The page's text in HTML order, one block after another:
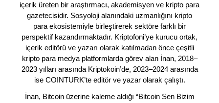
içerik üreten bir araştırmacı, akademisyen ve kripto para
gazetecisidir. Sosyoloji alanındaki uzmanlığını kripto
para ekosistemiyle birleştirerek sektöre farklı bir
perspektif kazandırmaktadır. Kriptofoni’ye kurucu ortak,
içerik editörü ve yazarı olarak katılmadan önce çeşitli
kripto para medya platformlarda görev alan İnan, 2018–
2023 yılları arasında Kriptokoin’de, 2023–2024 arasında
ise COINTURK’te editör ve yazar olarak çalıştı.
İnan, Bitcoin üzerine kaleme aldığı “Bitcoin Sen Bizim